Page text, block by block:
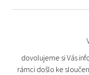
dovolujeme si Vás
rámci došlo ke